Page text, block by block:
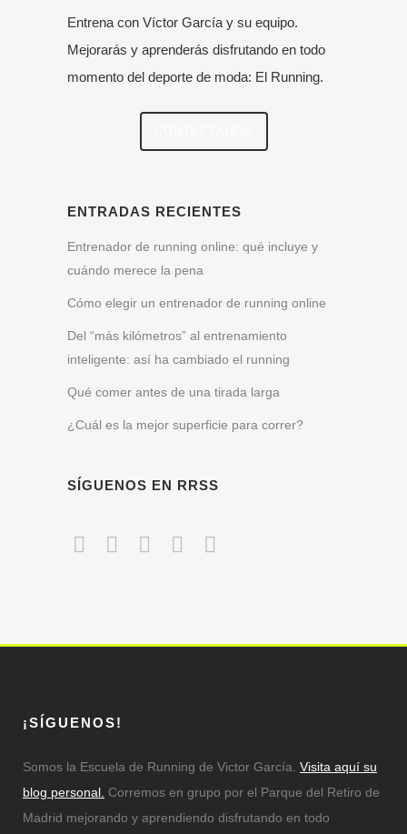
Entrena con Víctor García y su equipo.
Mejorarás y aprenderás disfrutando en todo
momento del deporte de moda: El Running.
ENTRADAS RECIENTES
Entrenador de running online: qué incluye y
cuándo merece la pena
Cómo elegir un entrenador de running online
Del “más kilómetros” al entrenamiento
inteligente: así ha cambiado el running
Qué comer antes de una tirada larga
¿Cuál es la mejor superficie para correr?
SÍGUENOS EN RRSS
¡SÍGUENOS!
Somos la Escuela de Running de Victor García. Visita aquí su
blog personal. Corremos en grupo por el Parque del Retiro de
Madrid mejorando y aprendiendo disfrutando en todo